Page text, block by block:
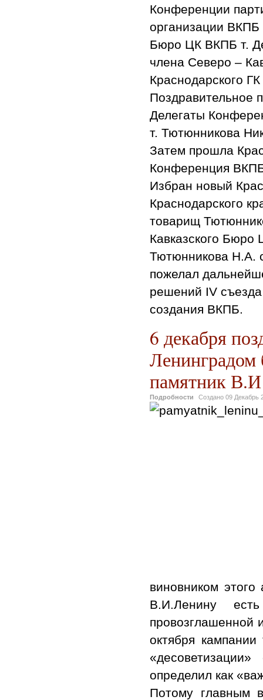
Конференции
организации ВКПБ
Бюро ЦК ВКПБ т.
члена Северо –
Краснодарского
Поздравительное
Делегаты
т. Тютюнникова
Затем прошла
Конференция
Избран новый
Краснодарского
товарищ
Кавказского Бюро
Тютюнникова Н.А.
пожелал
решений IV
создания ВКПБ.
6 декабря
Ленинградом
памятник
Подробности Создано 09 Декабрь
виновником
В.И.Ленину
провозглашенной
октября
определил как
Потому главным